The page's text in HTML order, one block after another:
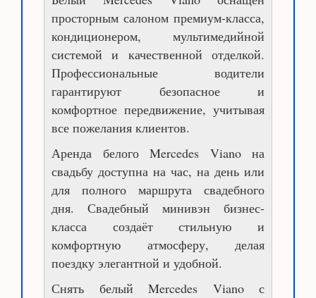
просторным салоном премиум-класса,
кондиционером, мультимедийной
системой и качественной отделкой.
Профессиональные водители
гарантируют безопасное и
комфортное передвижение, учитывая
все пожелания клиентов.
Аренда белого Mercedes Viano на
свадьбу доступна на час, на день или
для полного маршрута свадебного
дня. Свадебный минивэн бизнес-
класса создаёт стильную и
комфортную атмосферу, делая
поездку элегантной и удобной.
Снять белый Mercedes Viano с